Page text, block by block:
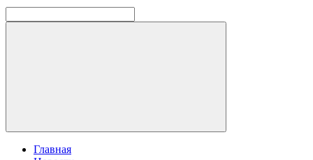
Главная